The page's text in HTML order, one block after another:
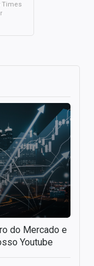
do Mercado e
Youtube
Times